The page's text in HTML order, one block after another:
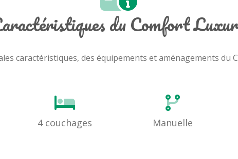
du Comfort
caractéristiques, des équipements et aménagements du
4 couchages Manuelle